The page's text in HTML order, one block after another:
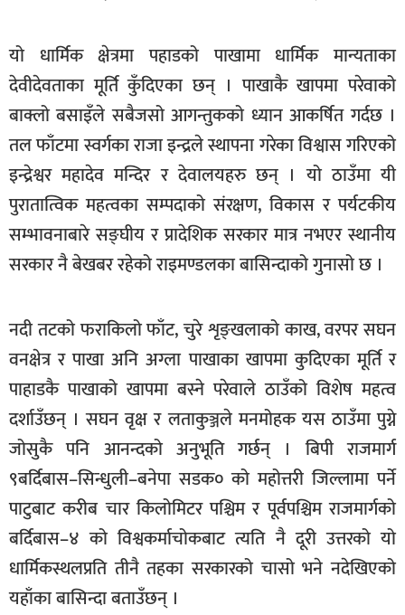
समाज
शिक्षा
विचार
स्वास्थ्य
यो धार्मिक क्षेत्रमा पहाडको पाखामा धार्मिक मान्यताका
देवीदेवताका मूर्ति कुँदिएका छन् । पाखाकै खापमा परेवाको
बाक्लो बसाइँले सबैजसो आगन्तुकको ध्यान आकर्षित गर्दछ ।
तल फाँटमा स्वर्गका राजा इन्द्रले स्थापना गरेका विश्वास गरिएको
इन्द्रेश्वर महादेव मन्दिर र देवालयहरु छन् । यो ठाउँमा यी
पुरातात्विक महत्वका सम्पदाको संरक्षण, विकास र पर्यटकीय
सम्भावनाबारे सङ्घीय र प्रादेशिक सरकार मात्र नभएर स्थानीय
सरकार नै बेखबर रहेको राइमण्डलका बासिन्दाको गुनासो छ ।
नदी तटको फराकिलो फाँट, चुरे शृङ्खलाको काख, वरपर सघन
वनक्षेत्र र पाखा अनि अग्ला पाखाका खापमा कुदिएका मूर्ति र
पाहाडकै पाखाको खापमा बस्ने परेवाले ठाउँको विशेष महत्व
दर्शाउँछन् । सघन वृक्ष र लताकुञ्जले मनमोहक यस ठाउँमा पुग्ने
जोसुकै पनि आनन्दको अनुभूति गर्छन् । बिपी राजमार्ग
९बर्दिबास–सिन्धुली–बनेपा सडक० को महोत्तरी जिल्लामा पर्ने
पाटुबाट करीब चार किलोमिटर पश्चिम र पूर्वपश्चिम राजमार्गको
बर्दिबास–४ को विश्वकर्माचोकबाट त्यति नै दूरी उत्तरको यो
धार्मिकस्थलप्रति तीनै तहका सरकारको चासो भने नदेखिएको
यहाँका बासिन्दा बताउँछन् ।